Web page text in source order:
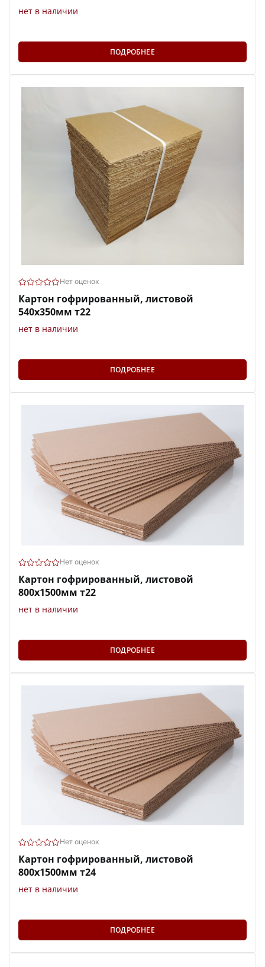
нет в наличии
ПОДРОБНЕЕ
Нет оценок
Картон гофрированный, листовой
540х350мм т22
нет в наличии
ПОДРОБНЕЕ
Нет оценок
Картон гофрированный, листовой
800х1500мм т22
нет в наличии
ПОДРОБНЕЕ
Нет оценок
Картон гофрированный, листовой
800х1500мм т24
нет в наличии
ПОДРОБНЕЕ